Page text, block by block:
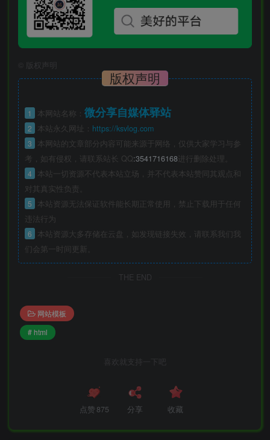
版权声明
版权声明
1 本网站名称： 微分享自媒体驿站
2 本站永久网址： https://ksvlog.com
3
本网站的文章部分内容可能来源于网络，仅供大家学习与参
考，如有侵权，请联系站长 QQ:3541716168进行删除处理。
4
本站一切资源不代表本站立场，并不代表本站赞同其观点和
对其真实性负责。
5
本站资源无法保证软件能长期正常使用，禁止下载用于任何
违法行为
6
本站资源大多存储在云盘，如发现链接失效，请联系我们我
们会第一时间更新。
THE END
网站模板
# html
喜欢就支持一下吧
点赞 875 分享 收藏